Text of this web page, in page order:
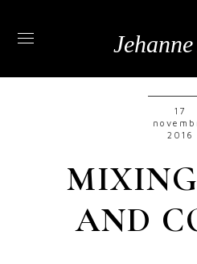
17
2016
AND